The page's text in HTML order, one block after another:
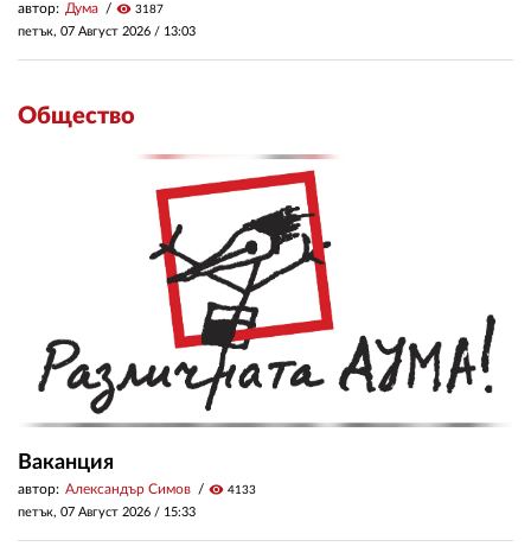
автор: Дума visibility 3187
петък, 07 Август 2026 / 13:03
Общество
Ваканция
автор: Александър Симов visibility 4133
петък, 07 Август 2026 / 15:33